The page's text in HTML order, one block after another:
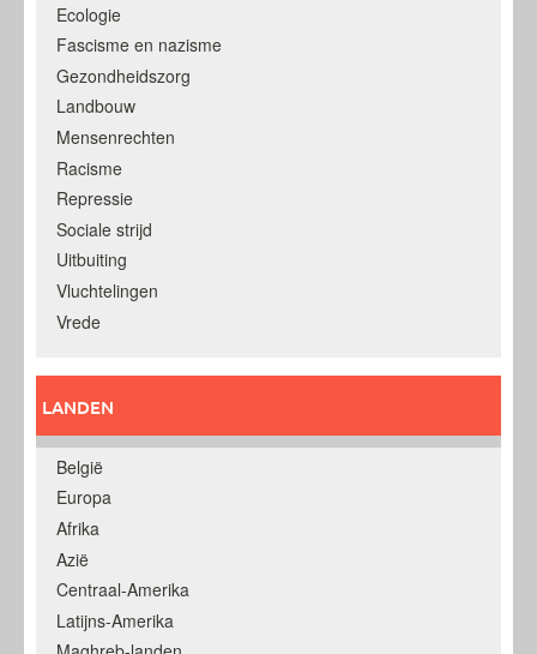
Ecologie
Fascisme en nazisme
Gezondheidszorg
Landbouw
Mensenrechten
Racisme
Repressie
Sociale strijd
Uitbuiting
Vluchtelingen
Vrede
LANDEN
België
Europa
Afrika
Azië
Centraal-Amerika
Latijns-Amerika